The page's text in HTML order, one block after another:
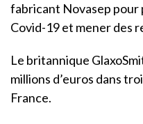
fabricant Novasep
Covid-19 et mener des
Le britannique
millions d’euros dans
France.